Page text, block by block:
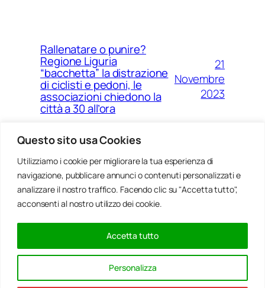
Questo sito usa Cookies
Utilizziamo i cookie per migliorare la tua esperienza di
navigazione, pubblicare annunci o contenuti personalizzati e
analizzare il nostro traffico. Facendo clic su "Accetta tutto",
acconsenti al nostro utilizzo dei cookie.
Personalizza
Accetta tutto
Rallenatare o punire?
Regione Liguria
“bacchetta” la distrazione
di ciclisti e pedoni, le
associazioni chiedono la
città a 30 all’ora
21
Novembre
2023
Ponte Morandi e quell’anno
zero che non è mai arrivato a
Genova
Agosto
2023
Rinnovabili, al passo della
Bocchetta un parco eolico
con 5 pale da 150 metri
Gennaio